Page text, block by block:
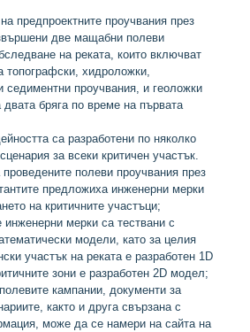
предпроектните проучвания през
две мащабни полеви
на реката, които включват
топографски, хидроложки,
седиментни проучвания, и геоложки
двата бряга по време на първата
са разработени по няколко
за всеки критичен участък.
полеви проучвания през
предложиха инженерни мерки
на критичните участъци;
инженерни мерки са тествани с
модели, като за целия
участък на реката е разработен 1D
зони е разработен 2D модел;
кампании, документи за
както и друга свързана с
може да се намери на сайта на